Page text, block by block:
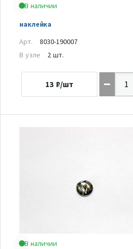
В наличии
наклейка
Арт.
8030-190007
В узле
2 шт.
13 ₽/шт
В наличии